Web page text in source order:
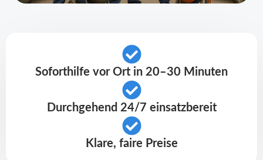
Soforthilfe vor Ort in 20–30 Minuten
Durchgehend 24/7 einsatzbereit
Klare, faire Preise